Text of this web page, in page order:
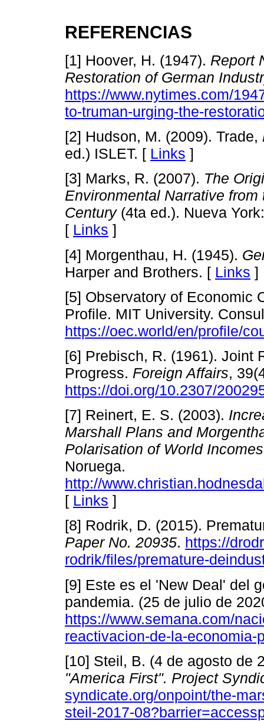
REFERENCIAS
[1] Hoover, H. (1947). Report
Restoration of German
https://www.nytimes.com/
to-truman-urging-the-
[2] Hudson, M. (2009). Trade,
ed.) ISLET. [ Links ]
[3] Marks, R. (2007). The
Environmental Narrative
Century(4ta ed.). Nueva
[ Links ]
[4] Morgenthau, H. (1945).
Harper and Brothers. [ Links ]
[5] Observatory of Economic
Profile. MIT University.
https://oec.world/en/profile/
[6] Prebisch, R. (1961). Joint
Progress. Foreign Affairs,
https://doi.org/10.2307/
[7] Reinert, E. S. (2003).
Marshall Plans and
Polarisation of World
Noruega.
http://
[ Links ]
[8] Rodrik, D. (2015).
Paper No. 20935. https://
rodrik/files/premature-
[9] Este es el 'New Deal' del
pandemia. (25 de julio de
https://www.semana.com/
reactivacion-de-la-
[10] Steil, B. (4 de agosto de
"America First". Project
syndicate.org/onpoint/the-
steil-2017-